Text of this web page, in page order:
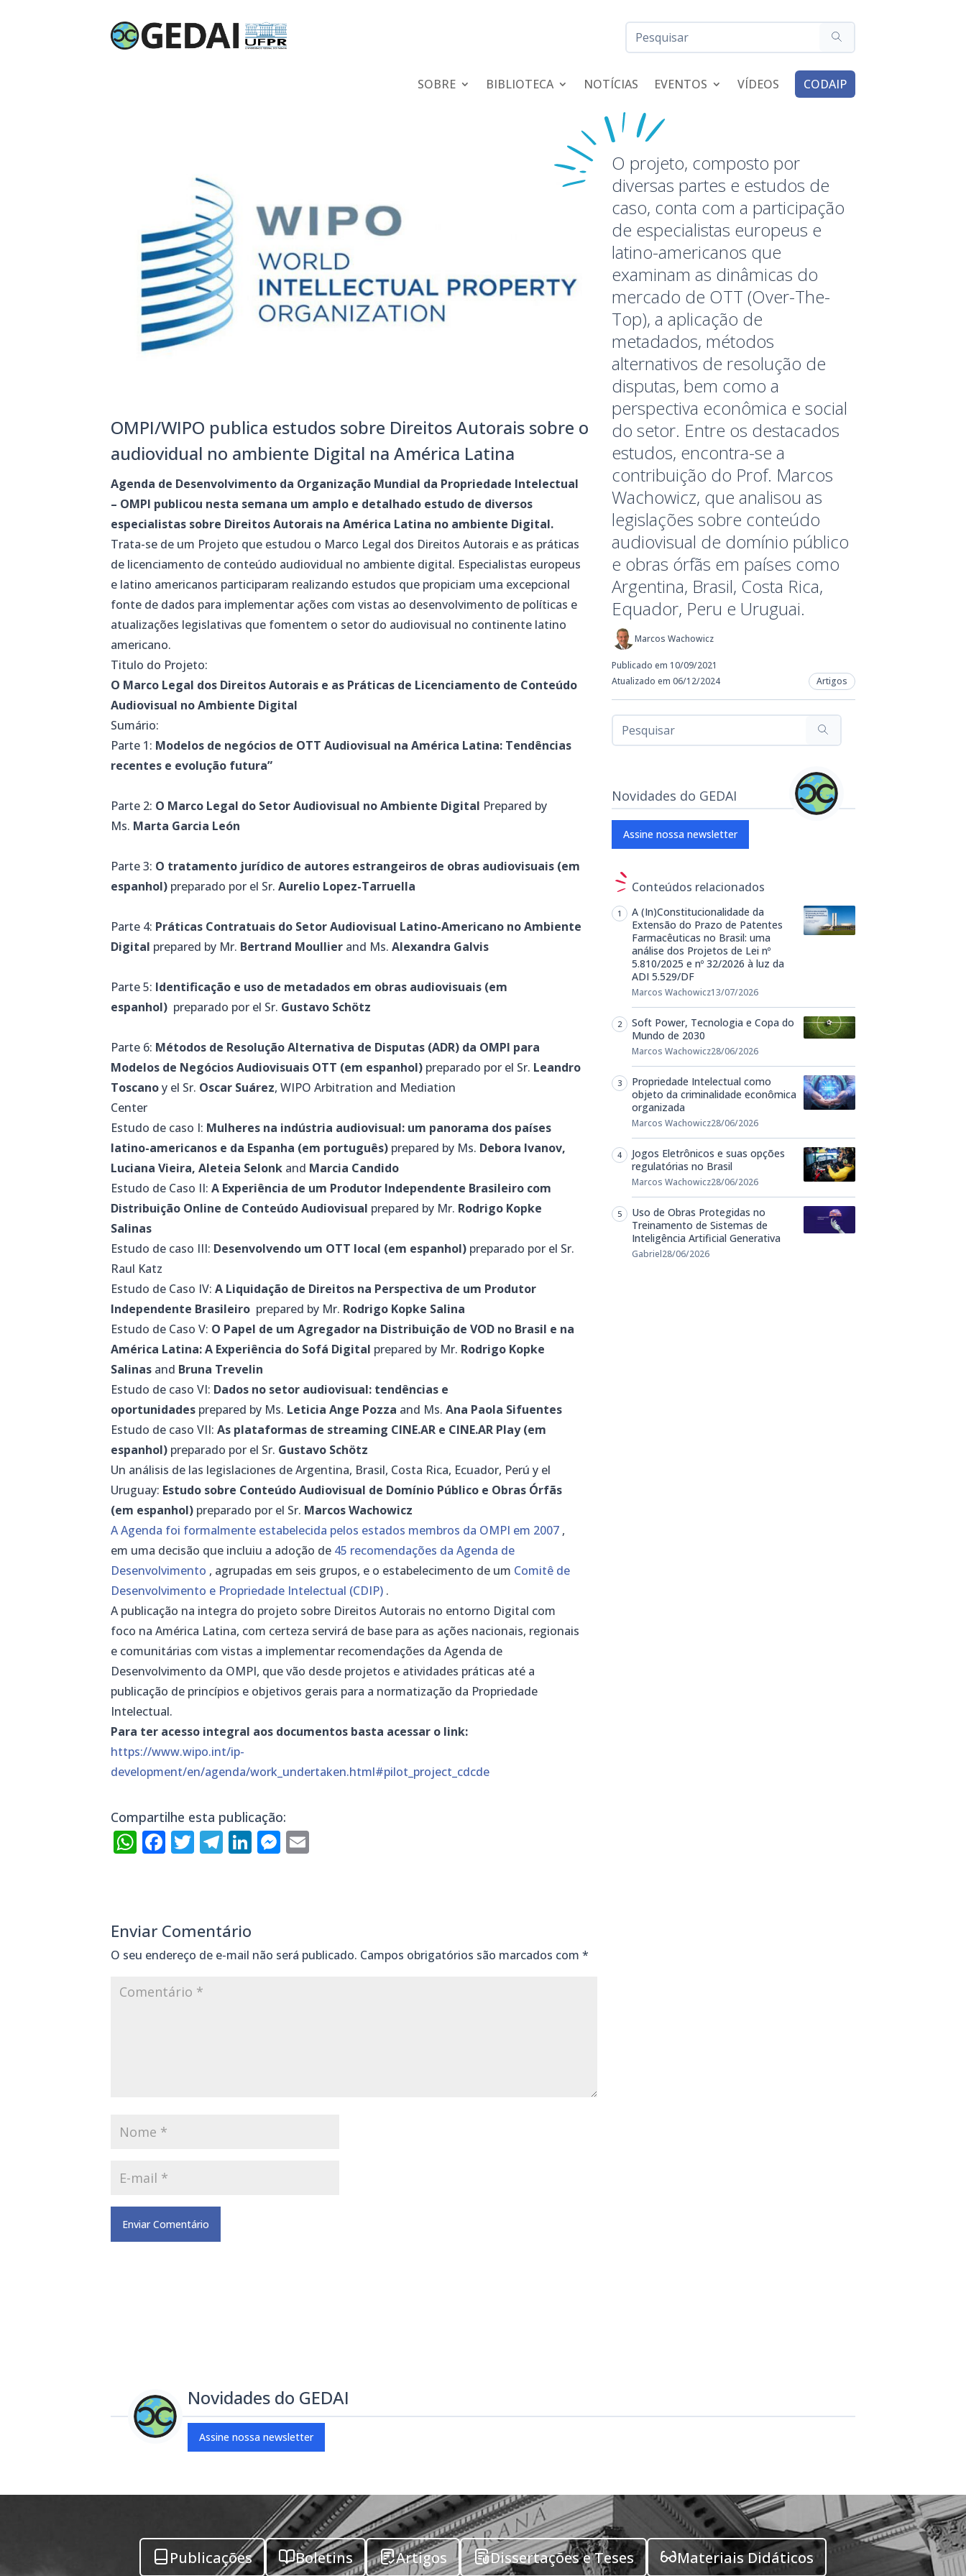
SOBRE BIBLIOTECA NOTÍCIAS EVENTOS VÍDEOS CODAIP
OMPI/WIPO publica estudos sobre Direitos Autorais sobre o
audiovidual no ambiente Digital na América Latina
Agenda de Desenvolvimento da Organização Mundial da Propriedade Intelectual
– OMPI publicou nesta semana um amplo e detalhado estudo de diversos
especialistas sobre Direitos Autorais na América Latina no ambiente Digital.
Trata-se de um Projeto que estudou o Marco Legal dos Direitos Autorais e as práticas
de licenciamento de conteúdo audiovidual no ambiente digital. Especialistas europeus
e latino americanos participaram realizando estudos que propiciam uma excepcional
fonte de dados para implementar ações com vistas ao desenvolvimento de políticas e
atualizações legislativas que fomentem o setor do audiovisual no continente latino
americano.
Titulo do Projeto:
O Marco Legal dos Direitos Autorais e as Práticas de Licenciamento de Conteúdo
Audiovisual no Ambiente Digital
Sumário:
Parte 1: Modelos de negócios de OTT Audiovisual na América Latina: Tendências
recentes e evolução futura”
Parte 2: O Marco Legal do Setor Audiovisual no Ambiente Digital Prepared by
Ms. Marta Garcia León
Parte 3: O tratamento jurídico de autores estrangeiros de obras audiovisuais (em
espanhol) preparado por el Sr.Aurelio Lopez-Tarruella
Parte 4: Práticas Contratuais do Setor Audiovisual Latino-Americano no Ambiente
Digital prepared by Mr. Bertrand Moullier and Ms.Alexandra Galvis
Parte 5: Identificação e uso de metadados em obras audiovisuais (em
espanhol) preparado por el Sr. Gustavo Schötz
Parte 6: Métodos de Resolução Alternativa de Disputas (ADR) da OMPI para
Modelos de Negócios Audiovisuais OTT (em espanhol) preparado por el Sr. Leandro
Toscanoy el Sr. Oscar Suárez, WIPO Arbitration and Mediation
Center
Estudo de caso I: Mulheres na indústria audiovisual: um panorama dos países
latino-americanos e da Espanha (em português) prepared by Ms. Debora Ivanov,
Luciana Vieira, Aleteia Selonk and Marcia Candido
Estudo de Caso II:A Experiência de um Produtor Independente Brasileiro com
Distribuição Online de Conteúdo Audiovisual prepared by Mr. Rodrigo Kopke
Salinas
Estudo de caso III: Desenvolvendo um OTT local (em espanhol) preparado por el Sr.
Raul Katz
Estudo de Caso IV:A Liquidação de Direitos na Perspectiva de um Produtor
Independente Brasileiro prepared by Mr. Rodrigo Kopke Salina
Estudo de Caso V: O Papel de um Agregador na Distribuição de VOD no Brasil e na
América Latina: A Experiência do Sofá Digital prepared by Mr. Rodrigo Kopke
Salinas and Bruna Trevelin
Estudo de caso VI: Dados no setor audiovisual: tendências e
oportunidades prepared by Ms. Leticia Ange Pozza and Ms.Ana Paola Sifuentes
Estudo de caso VII:As plataformas de streaming CINE.AR e CINE.AR Play (em
espanhol) preparado por el Sr. Gustavo Schötz
Un análisis de las legislaciones de Argentina, Brasil, Costa Rica, Ecuador, Perú y el
Uruguay: Estudo sobre Conteúdo Audiovisual de Domínio Público e Obras Órfãs
(em espanhol) preparado por el Sr. Marcos Wachowicz
A Agenda foi formalmente estabelecida pelos estados membros da OMPI em 2007 ,
em uma decisão que incluiu a adoção de 45 recomendações da Agenda de
Desenvolvimento , agrupadas em seis grupos, e o estabelecimento de um Comitê de
Desenvolvimento e Propriedade Intelectual (CDIP) .
A publicação na integra do projeto sobre Direitos Autorais no entorno Digital com
foco na América Latina, com certeza servirá de base para as ações nacionais, regionais
e comunitárias com vistas a implementar recomendações da Agenda de
Desenvolvimento da OMPI, que vão desde projetos e atividades práticas até a
publicação de princípios e objetivos gerais para a normatização da Propriedade
Intelectual.
Para ter acesso integral aos documentos basta acessar o link:
https://www.wipo.int/ip-
development/en/agenda/work_undertaken.html#pilot_project_cdcde
Compartilhe esta publicação:
WhatsApp
Facebook
Twitter
Telegram
LinkedIn
Messenger
Enviar Comentário
O seu endereço de e-mail não será publicado. Campos obrigatórios são marcados com*
O projeto, composto por
diversas partes e estudos de
caso, conta com a participação
de especialistas europeus e
latino-americanos que
examinam as dinâmicas do
mercado de OTT (Over-The-
Top), a aplicação de
metadados, métodos
alternativos de resolução de
disputas, bem como a
perspectiva econômica e social
do setor. Entre os destacados
estudos, encontra-se a
contribuição do Prof. Marcos
Wachowicz, que analisou as
legislações sobre conteúdo
audiovisual de domínio público
e obras órfãs em países como
Argentina, Brasil, Costa Rica,
Equador, Peru e Uruguai.
Marcos Wachowicz
Publicado em 10/09/2021
Atualizado em 06/12/2024
Artigos
Novidades do GEDAI
Assine nossa newsletter
Conteúdos relacionados
A (In)Constitucionalidade da
Extensão do Prazo de Patentes
Farmacêuticas no Brasil: uma
análise dos Projetos de Lei nº
5.810/2025 e nº 32/2026 à luz da
ADI 5.529/DF
Marcos Wachowicz13/07/2026
Soft Power, Tecnologia e Copa do
Mundo de 2030
Marcos Wachowicz28/06/2026
Propriedade Intelectual como
objeto da criminalidade econômica
organizada
Marcos Wachowicz28/06/2026
Jogos Eletrônicos e suas opções
regulatórias no Brasil
Marcos Wachowicz28/06/2026
Uso de Obras Protegidas no
Treinamento de Sistemas de
Inteligência Artificial Generativa
Gabriel28/06/2026
Novidades do GEDAI
Assine nossa newsletter
Publicações Boletins Artigos Dissertações e Teses Materiais Didáticos